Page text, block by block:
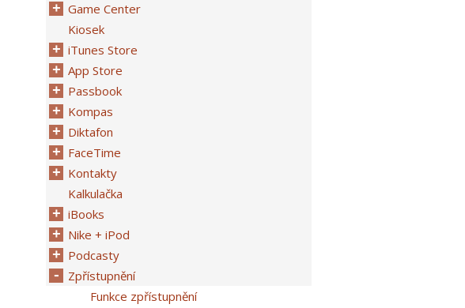
Game Center
Kiosek
iTunes Store
App Store
Passbook
Kompas
Diktafon
FaceTime
Kontakty
Kalkulačka
iBooks
Nike + iPod
Podcasty
Zpřístupnění
Funkce zpřístupnění